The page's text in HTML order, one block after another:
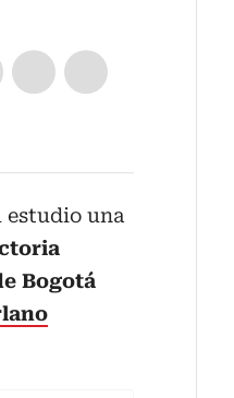
estudio una
Bogotá